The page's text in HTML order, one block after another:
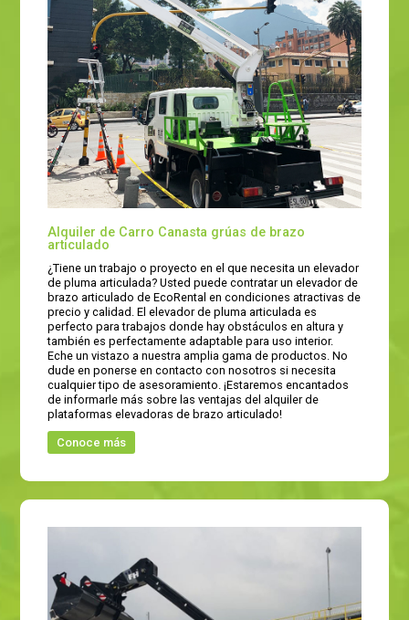
Alquiler de Carro Canasta grúas de brazo
articulado
¿Tiene un trabajo o proyecto en el que necesita un elevador
de pluma articulada? Usted puede contratar un elevador de
brazo articulado de EcoRental en condiciones atractivas de
precio y calidad. El elevador de pluma articulada es
perfecto para trabajos donde hay obstáculos en altura y
también es perfectamente adaptable para uso interior.
Eche un vistazo a nuestra amplia gama de productos. No
dude en ponerse en contacto con nosotros si necesita
cualquier tipo de asesoramiento. ¡Estaremos encantados
de informarle más sobre las ventajas del alquiler de
plataformas elevadoras de brazo articulado!
Conoce más